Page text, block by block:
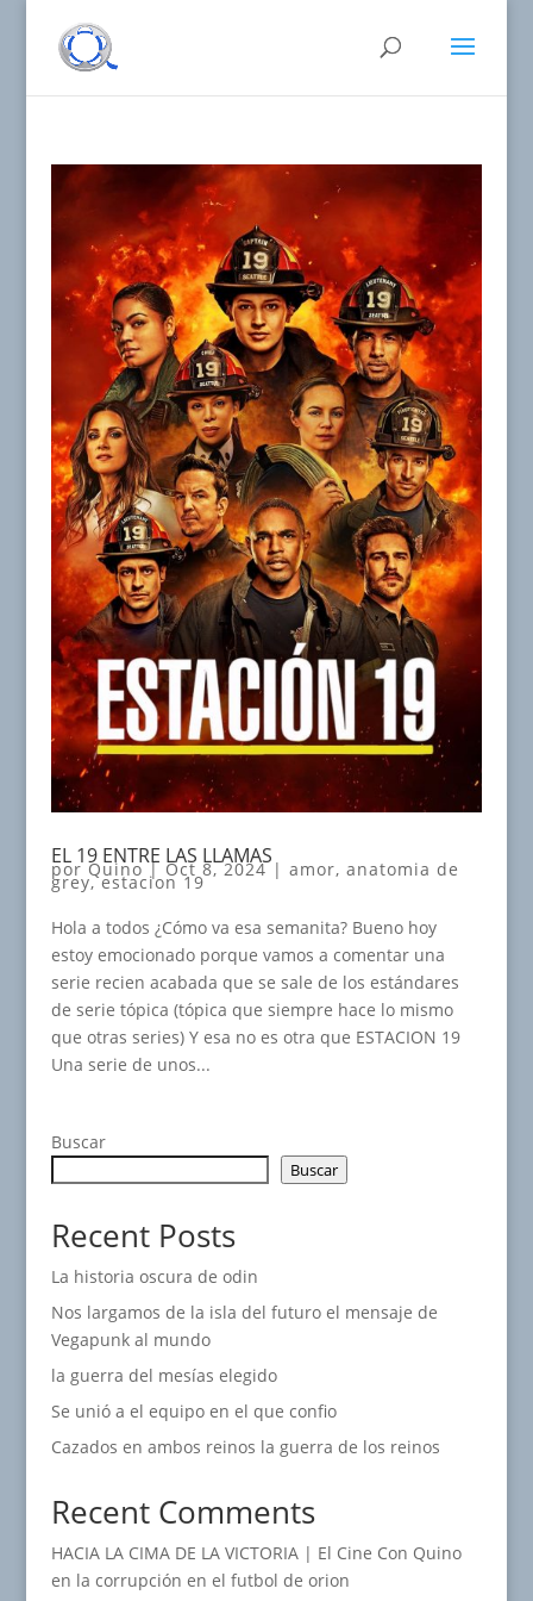
EL 19 ENTRE LAS LLAMAS
por Quino | Oct 8, 2024| amor, anatomia de
grey,estacion 19
Hola a todos ¿Cómo va esa semanita? Bueno hoy
estoy emocionado porque vamos a comentar una
serie recien acabada que se sale de los estándares
de serie tópica (tópica que siempre hace lo mismo
que otras series) Y esa no es otra que ESTACION 19
Una serie de unos...
Buscar
Buscar
Recent Posts
La historia oscura de odin
Nos largamos de la isla del futuro el mensaje de
Vegapunk al mundo
la guerra del mesías elegido
Se unió a el equipo en el que confio
Cazados en ambos reinos la guerra de los reinos
Recent Comments
HACIA LA CIMA DE LA VICTORIA | El Cine Con Quino
en la corrupción en el futbol de orion